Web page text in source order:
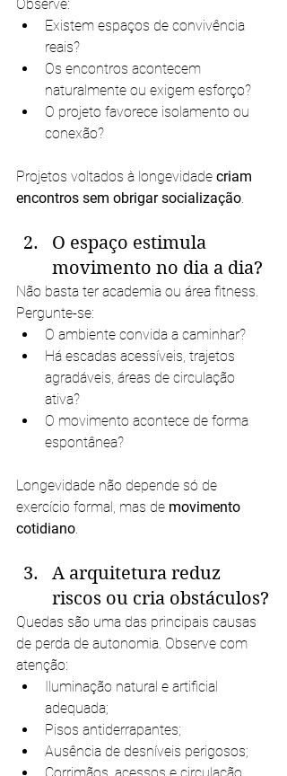
Observe:
Existem espaços de convivência
reais?
Os encontros acontecem
naturalmente ou exigem esforço?
O projeto favorece isolamento ou
conexão?
Projetos voltados à longevidade criam
encontros sem obrigar socialização.
O espaço estimula
movimento no dia a dia?
Não basta ter academia ou área fitness.
Pergunte-se:
O ambiente convida a caminhar?
Há escadas acessíveis, trajetos
agradáveis, áreas de circulação
ativa?
O movimento acontece de forma
espontânea?
Longevidade não depende só de
exercício formal, mas de movimento
cotidiano.
A arquitetura reduz
riscos ou cria obstáculos?
Quedas são uma das principais causas
de perda de autonomia. Observe com
atenção:
Iluminação natural e artificial
adequada;
Pisos antiderrapantes;
Ausência de desníveis perigosos;